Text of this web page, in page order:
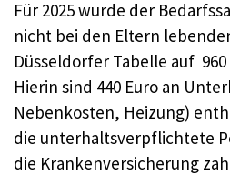
Für 2025 wurde der
nicht bei den Eltern
Düsseldorfer Tabelle auf
Hierin sind 440 Euro an
Nebenkosten, Heizung)
die unterhaltsverpflichtete
die Krankenversicherung